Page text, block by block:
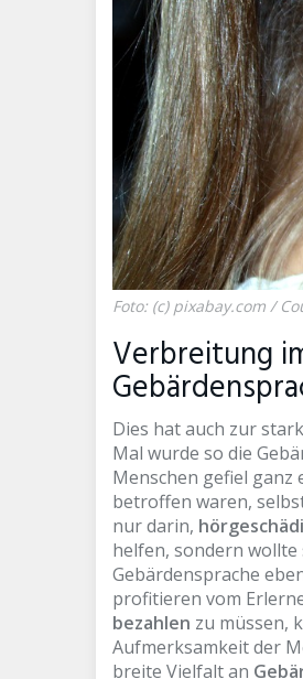
Foto: (c) pixabay.com /
Verbreitung
Dies hat auch zur
Mal wurde so die
Menschen gefiel ganz
betroffen waren,
nur darin,
helfen, sondern wollte
Gebärdensprache
profitieren vom
bezahlen zu müssen,
Aufmerksamkeit der
breite Vielfalt an